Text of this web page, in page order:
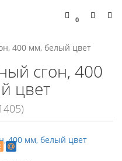
0
400 мм, белый цвет
сгон, 400
цвет